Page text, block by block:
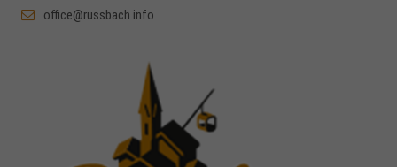
office@russbach.info